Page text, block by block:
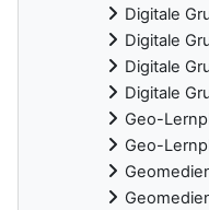
Digitale
Digitale
Digitale
Digitale
Geo-
Geo-